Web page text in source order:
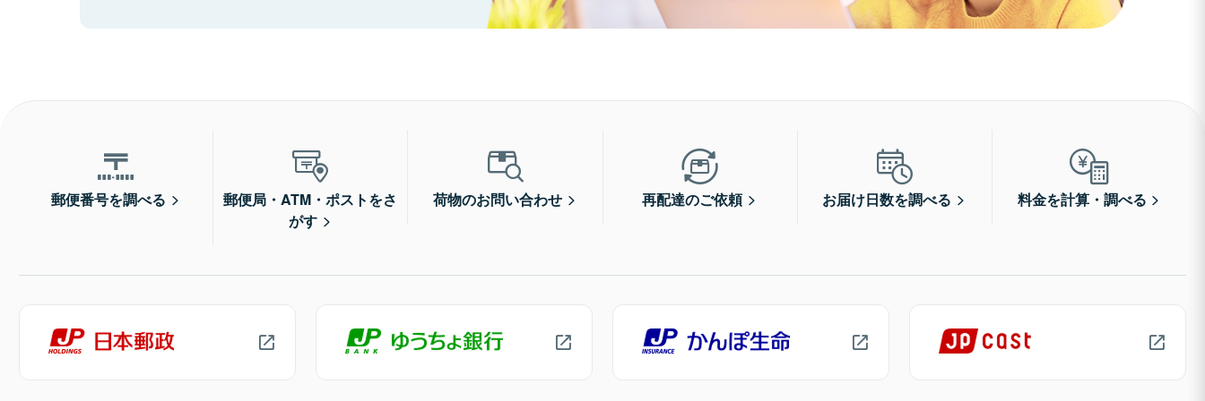
郵便番号を調べる
郵便局・ATM・ポストをさ
がす
荷物のお問い合わせ 再配達のご依頼 お届け日数を調べる 料金を計算・調べる